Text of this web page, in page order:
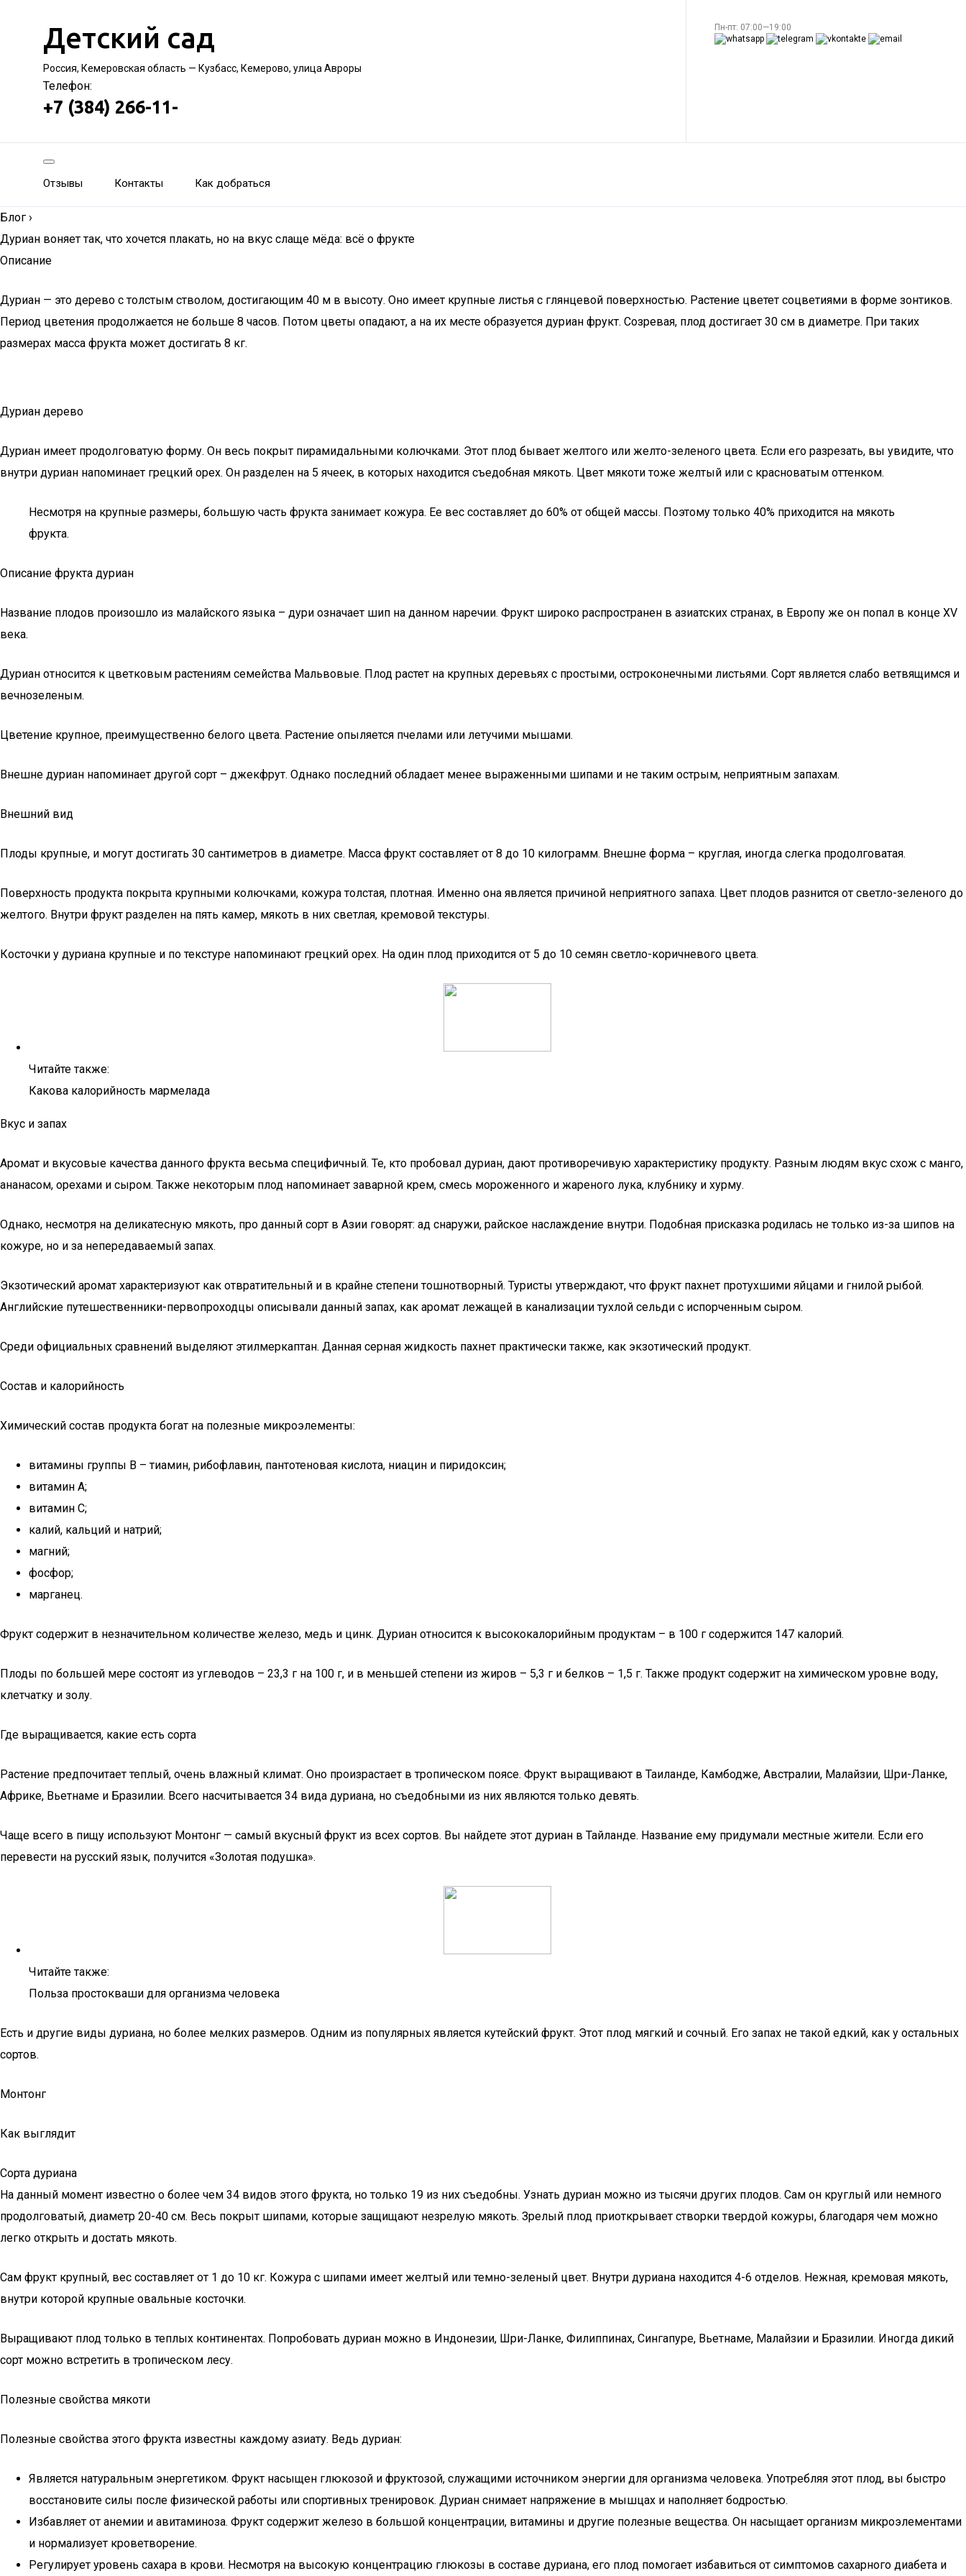
Детский сад
Россия, Кемеровская область — Кузбасс, Кемерово, улица Авроры
Телефон:
+7 (384) 266-11-
Пн-пт: 07:00—19:00
Отзывы Контакты Как добраться
Блог ›
Дуриан воняет так, что хочется плакать, но на вкус слаще мёда: всё о фрукте
Описание
Дуриан — это дерево с толстым стволом, достигающим 40 м в высоту. Оно имеет крупные листья с глянцевой поверхностью. Растение цветет соцветиями в форме зонтиков.
Период цветения продолжается не больше 8 часов. Потом цветы опадают, а на их месте образуется дуриан фрукт. Созревая, плод достигает 30 см в диаметре. При таких
размерах масса фрукта может достигать 8 кг.
Дуриан дерево
Дуриан имеет продолговатую форму. Он весь покрыт пирамидальными колючками. Этот плод бывает желтого или желто-зеленого цвета. Если его разрезать, вы увидите, что
внутри дуриан напоминает грецкий орех. Он разделен на 5 ячеек, в которых находится съедобная мякоть. Цвет мякоти тоже желтый или с красноватым оттенком.
Несмотря на крупные размеры, большую часть фрукта занимает кожура. Ее вес составляет до 60% от общей массы. Поэтому только 40% приходится на мякоть
фрукта.
Описание фрукта дуриан
Название плодов произошло из малайского языка – дури означает шип на данном наречии. Фрукт широко распространен в азиатских странах, в Европу же он попал в конце XV
века.
Дуриан относится к цветковым растениям семейства Мальвовые. Плод растет на крупных деревьях с простыми, остроконечными листьями. Сорт является слабо ветвящимся и
вечнозеленым.
Цветение крупное, преимущественно белого цвета. Растение опыляется пчелами или летучими мышами.
Внешне дуриан напоминает другой сорт – джекфрут. Однако последний обладает менее выраженными шипами и не таким острым, неприятным запахам.
Внешний вид
Плоды крупные, и могут достигать 30 сантиметров в диаметре. Масса фрукт составляет от 8 до 10 килограмм. Внешне форма – круглая, иногда слегка продолговатая.
Поверхность продукта покрыта крупными колючками, кожура толстая, плотная. Именно она является причиной неприятного запаха. Цвет плодов разнится от светло-зеленого до
желтого. Внутри фрукт разделен на пять камер, мякоть в них светлая, кремовой текстуры.
Косточки у дуриана крупные и по текстуре напоминают грецкий орех. На один плод приходится от 5 до 10 семян светло-коричневого цвета.
Читайте также:
Какова калорийность мармелада
Вкус и запах
Аромат и вкусовые качества данного фрукта весьма специфичный. Те, кто пробовал дуриан, дают противоречивую характеристику продукту. Разным людям вкус схож с манго,
ананасом, орехами и сыром. Также некоторым плод напоминает заварной крем, смесь мороженного и жареного лука, клубнику и хурму.
Однако, несмотря на деликатесную мякоть, про данный сорт в Азии говорят: ад снаружи, райское наслаждение внутри. Подобная присказка родилась не только из-за шипов на
кожуре, но и за непередаваемый запах.
Экзотический аромат характеризуют как отвратительный и в крайне степени тошнотворный. Туристы утверждают, что фрукт пахнет протухшими яйцами и гнилой рыбой.
Английские путешественники-первопроходцы описывали данный запах, как аромат лежащей в канализации тухлой сельди с испорченным сыром.
Среди официальных сравнений выделяют этилмеркаптан. Данная серная жидкость пахнет практически также, как экзотический продукт.
Состав и калорийность
Химический состав продукта богат на полезные микроэлементы:
витамины группы В – тиамин, рибофлавин, пантотеновая кислота, ниацин и пиридоксин;
витамин А;
витамин С;
калий, кальций и натрий;
магний;
фосфор;
марганец.
Фрукт содержит в незначительном количестве железо, медь и цинк. Дуриан относится к высококалорийным продуктам – в 100 г содержится 147 калорий.
Плоды по большей мере состоят из углеводов – 23,3 г на 100 г, и в меньшей степени из жиров – 5,3 г и белков – 1,5 г. Также продукт содержит на химическом уровне воду,
клетчатку и золу.
Где выращивается, какие есть сорта
Растение предпочитает теплый, очень влажный климат. Оно произрастает в тропическом поясе. Фрукт выращивают в Таиланде, Камбодже, Австралии, Малайзии, Шри-Ланке,
Африке, Вьетнаме и Бразилии. Всего насчитывается 34 вида дуриана, но съедобными из них являются только девять.
Чаще всего в пищу используют Монтонг — самый вкусный фрукт из всех сортов. Вы найдете этот дуриан в Тайланде. Название ему придумали местные жители. Если его
перевести на русский язык, получится «Золотая подушка».
Читайте также:
Польза простокваши для организма человека
Есть и другие виды дуриана, но более мелких размеров. Одним из популярных является кутейский фрукт. Этот плод мягкий и сочный. Его запах не такой едкий, как у остальных
сортов.
Монтонг
Как выглядит
Сорта дуриана
На данный момент известно о более чем 34 видов этого фрукта, но только 19 из них съедобны. Узнать дуриан можно из тысячи других плодов. Сам он круглый или немного
продолговатый, диаметр 20-40 см. Весь покрыт шипами, которые защищают незрелую мякоть. Зрелый плод приоткрывает створки твердой кожуры, благодаря чем можно
легко открыть и достать мякоть.
Сам фрукт крупный, вес составляет от 1 до 10 кг. Кожура с шипами имеет желтый или темно-зеленый цвет. Внутри дуриана находится 4-6 отделов. Нежная, кремовая мякоть,
внутри которой крупные овальные косточки.
Выращивают плод только в теплых континентах. Попробовать дуриан можно в Индонезии, Шри-Ланке, Филиппинах, Сингапуре, Вьетнаме, Малайзии и Бразилии. Иногда дикий
сорт можно встретить в тропическом лесу.
Полезные свойства мякоти
Полезные свойства этого фрукта известны каждому азиату. Ведь дуриан:
Является натуральным энергетиком. Фрукт насыщен глюкозой и фруктозой, служащими источником энергии для организма человека. Употребляя этот плод, вы быстро
восстановите силы после физической работы или спортивных тренировок. Дуриан снимает напряжение в мышцах и наполняет бодростью.
Избавляет от анемии и авитаминоза. Фрукт содержит железо в большой концентрации, витамины и другие полезные вещества. Он насыщает организм микроэлементами
и нормализует кроветворение.
Регулирует уровень сахара в крови. Несмотря на высокую концентрацию глюкозы в составе дуриана, его плод помогает избавиться от симптомов сахарного диабета и